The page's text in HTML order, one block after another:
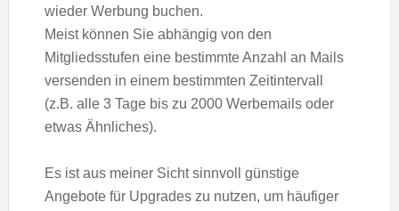
wieder Werbung buchen.
Meist können Sie abhängig von den
Mitgliedsstufen eine bestimmte Anzahl an Mails
versenden in einem bestimmten Zeitintervall
(z.B. alle 3 Tage bis zu 2000 Werbemails oder
etwas Ähnliches).
Es ist aus meiner Sicht sinnvoll günstige
Angebote für Upgrades zu nutzen, um häufiger